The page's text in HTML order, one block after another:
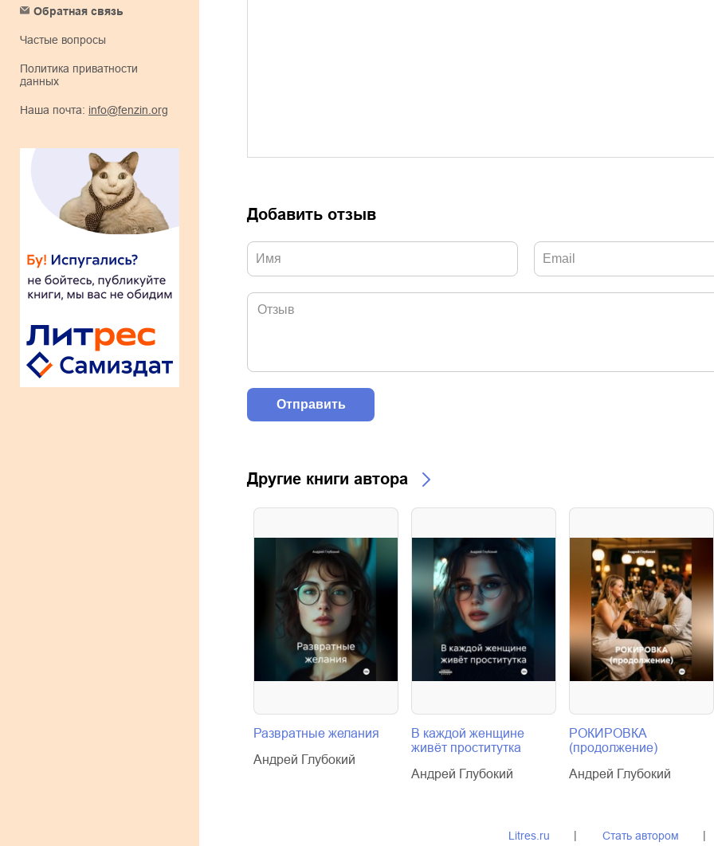
Обратная связь
Частые вопросы
Политика приватности
данных
Наша почта: info@fenzin.org
Добавить отзыв
Другие книги автора
Развратные желания
Андрей Глубокий
В каждой женщине
живёт проститутка
Андрей Глубокий
РОКИРОВКА
(продолжение)
Андрей Глубокий
Litres.ru Стать автором